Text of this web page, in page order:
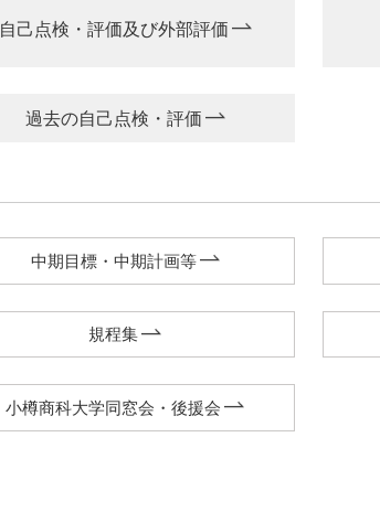
自己点検・評価及び外部評価
過去の自己点検・評価
中期目標・中期計画等
規程集
小樽商科大学同窓会・後援会